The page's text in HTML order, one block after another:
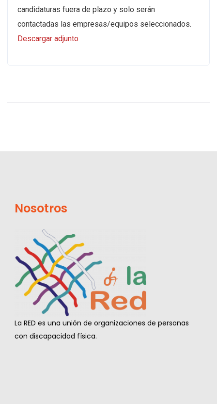
candidaturas fuera de plazo y solo serán
contactadas las empresas/equipos seleccionados.
Descargar adjunto
Nosotros
La RED es una unión de organizaciones de personas
con discapacidad física.